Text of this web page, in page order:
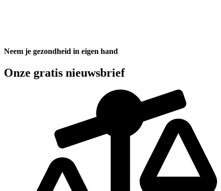
Neem je gezondheid in eigen hand
Onze gratis nieuwsbrief